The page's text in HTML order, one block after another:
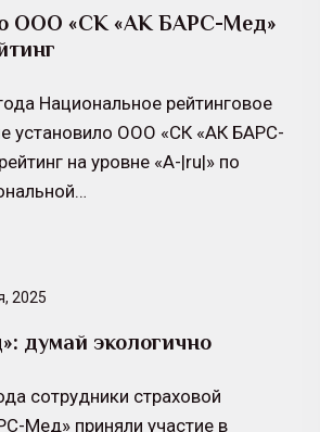
ООО «СК «АК БАРС-Мед»
Национальное рейтинговое
установило ООО «СК «АК БАРС-
на уровне «А-|ru|» по
2025
думай экологично
сотрудники страховой
Мед» приняли участие в